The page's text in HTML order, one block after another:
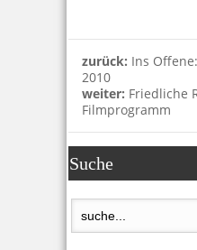
zurück: Ins
2010
weiter: Friedliche
Filmprogramm
Suche